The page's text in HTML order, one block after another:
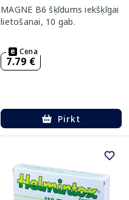
MAGNE B6 šķīdums iekšķīgai
lietošanai, 10 gab.
Cena
7.79 €
Pirkt